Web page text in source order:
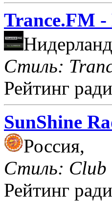
Trance.FM -
Стиль:
Рейтинг
SunShine
Россия,
Стиль: Club
Рейтинг